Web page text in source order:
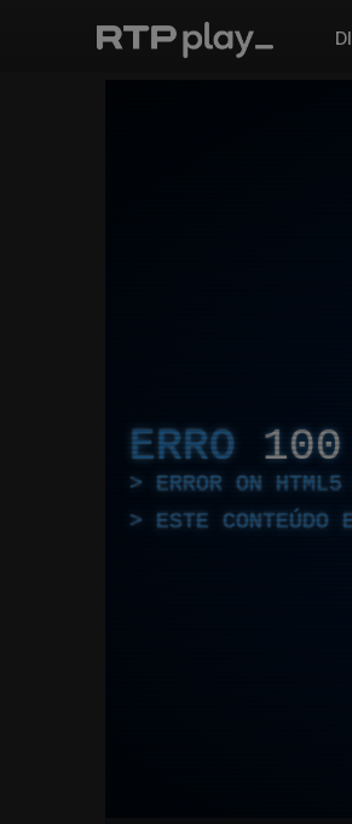
ERRO 100
ERROR ON
ESTE CONTEÚDO